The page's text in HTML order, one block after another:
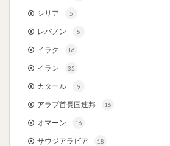
シリア 5
レバノン 5
イラク 16
イラン 35
カタール 9
アラブ首長国連邦 16
オマーン 16
サウジアラビア 18